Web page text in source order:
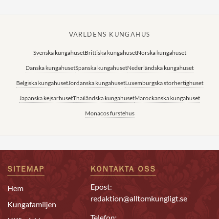
VÄRLDENS KUNGAHUS
Svenska kungahusetBrittiska kungahusetNorska kungahuset
Danska kungahusetSpanska kungahusetNederländska kungahuset
Belgiska kungahusetJordanska kungahusetLuxemburgska storhertighuset
Japanska kejsarhusetThailändska kungahusetMarockanska kungahuset
Monacos furstehus
SITEMAP
Hem
Kungafamiljen
KONTAKTA OSS
Epost:
redaktion@alltomkungligt.se